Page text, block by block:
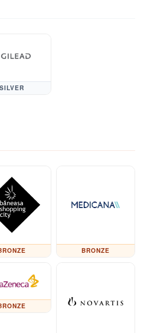
SILVER
BRONZE